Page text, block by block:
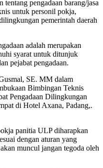
tentang pengadaan barang/jasa
untuk personil pokja,
pemerintah daerah
adalah merupakan
syarat untuk ditunjuk
pejabat pengadaan.
SE. MM dalam
Bimbingan Teknis
Pengadaan Dilingkungan
di Hotel Axana, Padang,.
panitia ULP diharapkan
dengan aturan yang
muncul jangan tegoda oleh